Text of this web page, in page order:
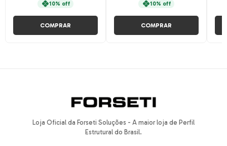
10% off
COMPRAR
10% off
COMPRAR
Loja Oficial da Forseti Soluções - A maior loja de Perfil
Estrutural do Brasil.